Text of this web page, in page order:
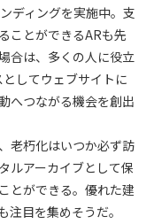
ディングを実施中。支
ことができるARも先
合は、多くの人に役立
してウェブサイトに
へつながる機会を創出
老朽化はいつか必ず訪
ルアーカイブとして保
とができる。優れた建
目を集めそうだ。
要と判断した場合
合
容の変更(新規追加、
たは廃止することが
または他の第三者が
も負わないものと